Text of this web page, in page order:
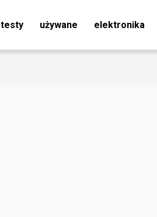
testy używane elektronika